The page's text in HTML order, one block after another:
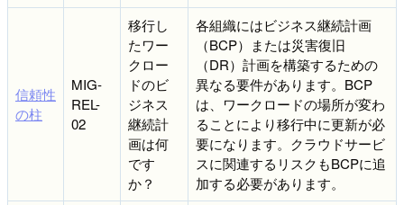
信頼性
の柱
MIG-
REL-
02
移行し
たワー
クロー
ドのビ
ジネス
継続計
画は何
です
か？
各組織にはビジネス継続計画
（BCP）または災害復旧
（DR）計画を構築するための
異なる要件があります。BCP
は、ワークロードの場所が変わ
ることにより移行中に更新が必
要になります。クラウドサービ
スに関連するリスクもBCPに追
加する必要があります。